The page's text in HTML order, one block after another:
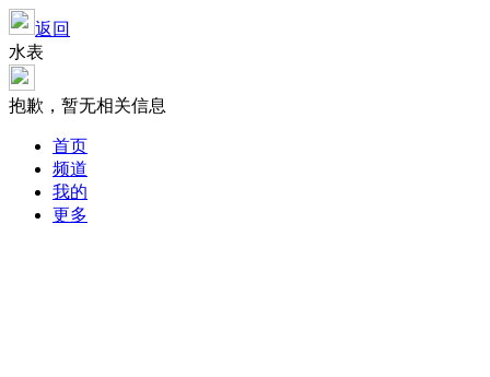
返回
水表
抱歉，暂无相关信息
首页
频道
我的
更多